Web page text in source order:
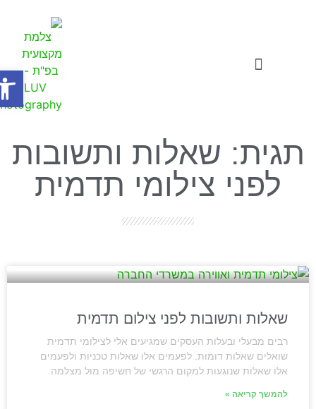
תגית: שאלות ותשובות
לפני צילומי תדמית
שאלות ותשובות לפני צילום תדמית
רבים מבעלי ובעלות העסקים שמגיעים אלי לצילומי תדמית
שואלים שאלות דומות. לפעמים אלו שאלות טכניות ולפעמים
אלו שאלות שנוגעות למקום הרגשי של חשיפה מול מצלמה.
להמשך קריאה »